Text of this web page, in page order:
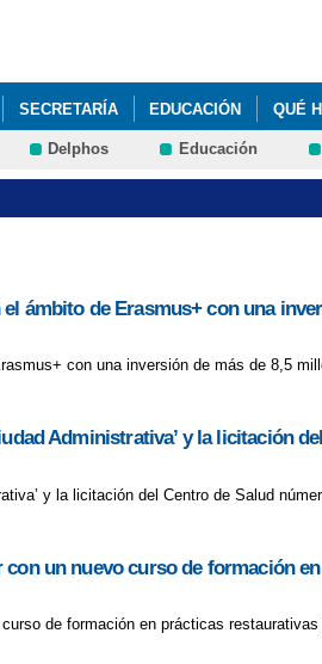
SECRETARÍA EDUCACIÓN QUÉ
EL CURSO 2024-25
Delphos Educación
ámbito de Erasmus+ con una
con una inversión de más de 8,5
Administrativa’ y la licitación
y la licitación del Centro de Salud
un nuevo curso de formación
de formación en prácticas